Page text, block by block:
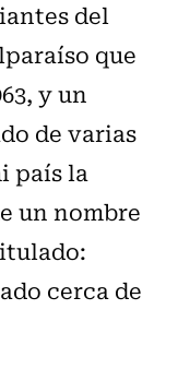
del
que
y un
de varias
país la
un nombre
cerca de